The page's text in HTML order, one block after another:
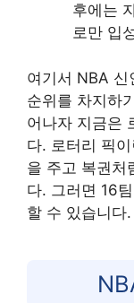
후에는
로만 입
여기서 NBA 신
순위를 차지하
어나자 지금은
다. 로터리 픽
을 주고 복권처
다. 그러면 16
할 수 있습니다.